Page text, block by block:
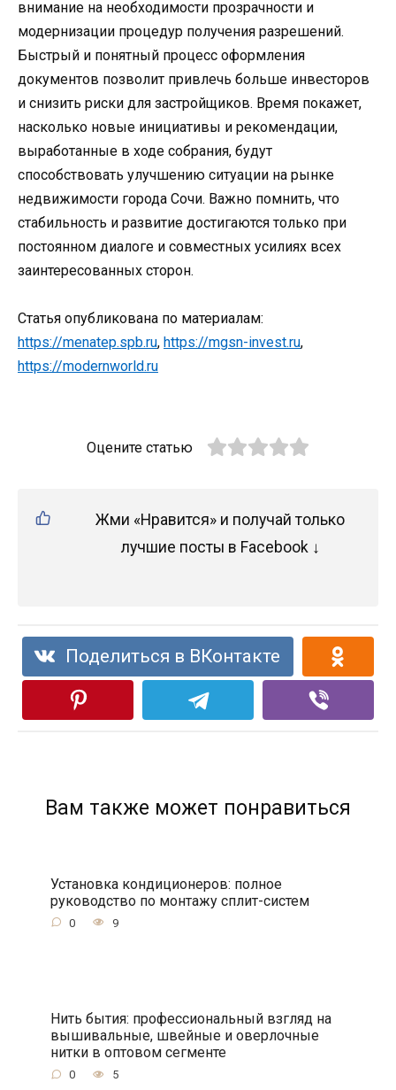
внимание на необходимости прозрачности и
модернизации процедур получения разрешений.
Быстрый и понятный процесс оформления
документов позволит привлечь больше инвесторов
и снизить риски для застройщиков. Время покажет,
насколько новые инициативы и рекомендации,
выработанные в ходе собрания, будут
способствовать улучшению ситуации на рынке
недвижимости города Сочи. Важно помнить, что
стабильность и развитие достигаются только при
постоянном диалоге и совместных усилиях всех
заинтересованных сторон.
Статья опубликована по материалам:
https://menatep.spb.ru, https://mgsn-invest.ru,
https://modernworld.ru
Оцените статью
Жми «Нравится» и получай только
лучшие посты в Facebook ↓
Поделиться в ВКонтакте
Вам также может понравиться
Установка кондиционеров: полное
руководство по монтажу сплит-систем
0 9
Нить бытия: профессиональный взгляд на
вышивальные, швейные и оверлочные
нитки в оптовом сегменте
0 5